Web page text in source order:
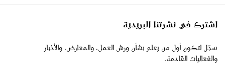
اشترك في نشرتنا البريدية
سجّل لتكون أول من يعلم بشأن ورش العمل، والمعارض، والأخبار
والفعاليات القادمة.